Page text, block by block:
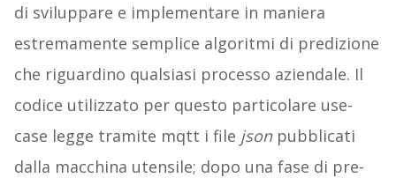
di sviluppare e implementare in maniera
estremamente semplice algoritmi di predizione
che riguardino qualsiasi processo aziendale. Il
codice utilizzato per questo particolare use-
case legge tramite mqtt i file jsonpubblicati
dalla macchina utensile; dopo una fase di pre-